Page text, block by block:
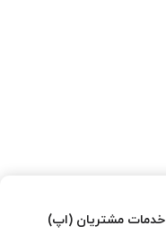
خدمات مشتریان (اپ)